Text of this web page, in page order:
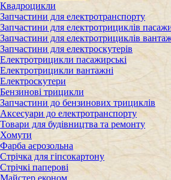
Квадроцикли
Запчастини для електротранспорту
Запчастини для електротрициклів
Запчастини для електротрициклів
Запчастини для електроскутерів
Електротрицикли пасажирські
Електротрицикли вантажні
Електроскутери
Бензинові трицикли
Запчастини до бензинових трициклів
Аксесуари до електротранспорту
Товари для будівництва та ремонту
Хомути
Фарба аєрозольна
Стрічка для гіпсокартону
Стрічкі паперові